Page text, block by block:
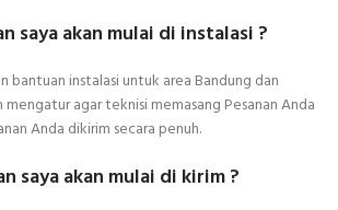
saya akan mulai di instalasi ?
bantuan instalasi untuk area Bandung dan
mengatur agar teknisi memasang Pesanan Anda
Anda dikirim secara penuh.
saya akan mulai di kirim ?